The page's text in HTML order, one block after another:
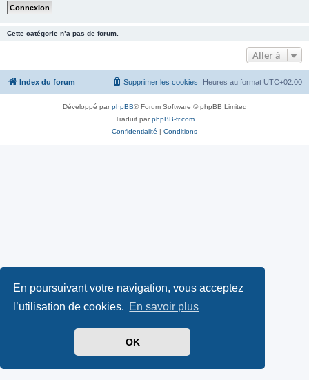
En poursuivant votre navigation, vous acceptez
l’utilisation de cookies. En savoir plus
OK
Cette catégorie n’a pas de forum.
Aller à
Index du forum Heures au format UTC+02:00
Supprimer les cookies
Développé parphpBB® Forum Software © phpBB Limited
Traduit parphpBB-fr.com
Confidentialité | Conditions